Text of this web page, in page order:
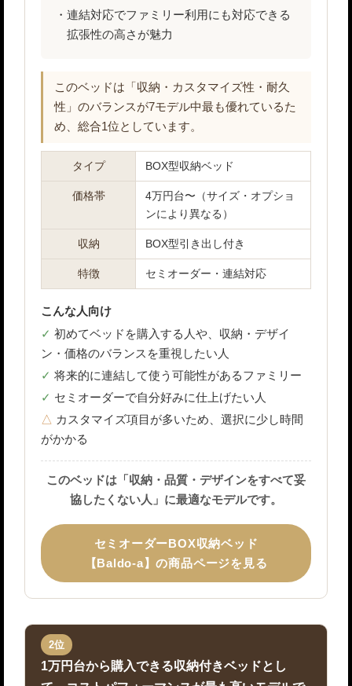
連結対応でファミリー利用にも対応できる
拡張性の高さが魅力
このベッドは「収納・カスタマイズ性・耐久
性」のバランスが7モデル中最も優れているた
め、総合1位としています。
タイプ BOX型収納ベッド
価格帯
4万円台〜（サイズ・オプショ
ンにより異なる）
収納 BOX型引き出し付き
特徴 セミオーダー・連結対応
こんな人向け
初めてベッドを購入する人や、収納・デザイ
ン・価格のバランスを重視したい人
将来的に連結して使う可能性があるファミリー
セミオーダーで自分好みに仕上げたい人
カスタマイズ項目が多いため、選択に少し時間
がかかる
このベッドは「収納・品質・デザインをすべて妥
協したくない人」に最適なモデルです。
セミオーダーBOX収納ベッド
【Baldo-a】の商品ページを見る
2位
1万円台から購入できる収納付きベッドとし